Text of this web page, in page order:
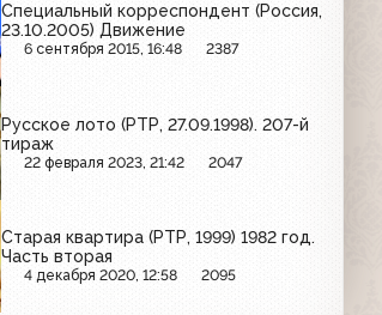
Специальный корреспондент (Россия,
23.10.2005) Движение
6 сентября 2015, 16:48 2387
Русское лото (РТР, 27.09.1998). 207-й
тираж
22 февраля 2023, 21:42 2047
Старая квартира (РТР, 1999) 1982 год.
Часть вторая
4 декабря 2020, 12:58 2095